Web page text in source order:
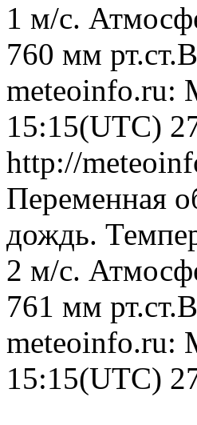
1 м/с.
760 мм
meteoinfo.ru:
15:15(UTC)
http://
Переменная
дождь.
2 м/с.
761 мм
meteoinfo.ru:
15:15(UTC)